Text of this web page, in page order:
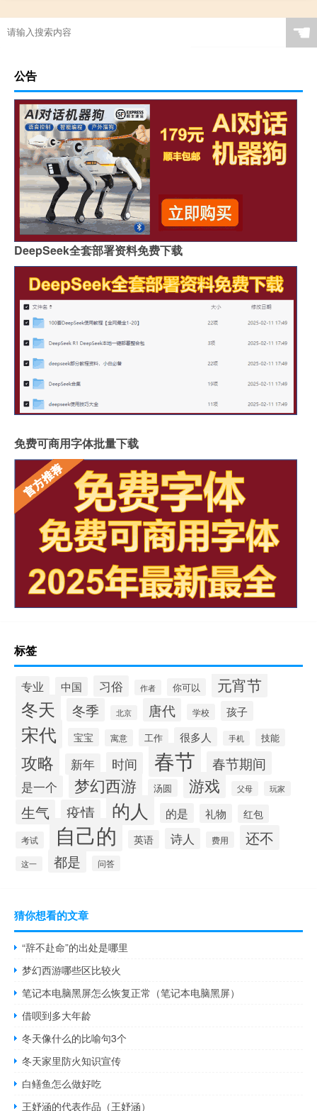
☚
公告
DeepSeek全套部署资料免费下载
免费可商用字体批量下载
标签
专业 中国 习俗 作者 你可以 元宵节
冬天 冬季 北京 唐代 学校 孩子
宋代 宝宝 寓意 工作 很多人 手机 技能
攻略 新年 时间 春节 春节期间
是一个 梦幻西游 汤圆 游戏 父母 玩家
生气 疫情 的人 的是 礼物 红包
考试 自己的 英语 诗人 费用 还不
这一 都是 问答
猜你想看的文章
“辞不赴命”的出处是哪里
梦幻西游哪些区比较火
笔记本电脑黑屏怎么恢复正常（笔记本电脑黑屏）
借呗到多大年龄
冬天像什么的比喻句3个
冬天家里防火知识宣传
白鳝鱼怎么做好吃
王妤涵的代表作品（王妤涵）